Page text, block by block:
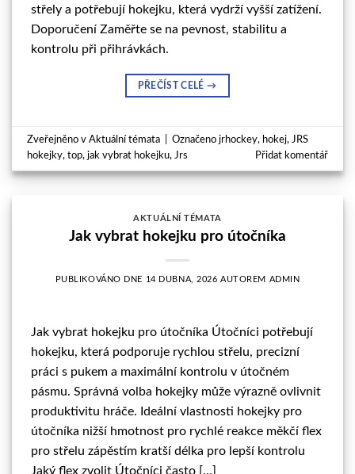
střely a potřebují hokejku, která vydrží vyšší zatížení.
Doporučení Zaměřte se na pevnost, stabilitu a
kontrolu při přihrávkách.
PŘEČÍST CELÉ→
Zveřejněno vAktuální témata Označeno jrhockey, hokej, JRS
hokejky,top, jak vybrat hokejku, Jrs Přidat komentář
AKTUÁLNÍ TÉMATA
Jak vybrat hokejku pro útočníka
PUBLIKOVÁNO DNE 14 DUBNA, 2026 AUTOREM ADMIN
Jak vybrat hokejku pro útočníka Útočníci potřebují
hokejku, která podporuje rychlou střelu, precizní
práci s pukem a maximální kontrolu v útočném
pásmu. Správná volba hokejky může výrazně ovlivnit
produktivitu hráče. Ideální vlastnosti hokejky pro
útočníka nižší hmotnost pro rychlé reakce měkčí flex
pro střelu zápěstím kratší délka pro lepší kontrolu
Jaký flex zvolit Útočníci často […]